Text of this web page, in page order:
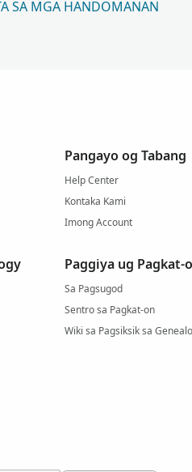
SA MGA HANDOMANAN
Pangayo og Tabang
Help Center
Kontaka Kami
Imong Account
Paggiya ug Pagkat-
Sa Pagsugod
Sentro sa Pagkat-on
Wiki sa Pagsiksik sa